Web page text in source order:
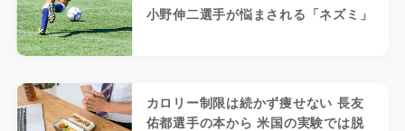
小野伸二選手が悩まされる「ネズミ」
カロリー制限は続かず痩せない 長友
佑都選手の本から 米国の実験では脱